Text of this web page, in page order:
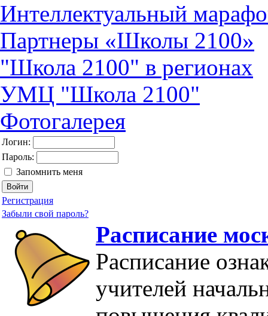
Интеллектуальный
Партнеры «Школы 2100»
"Школа 2100" в регионах
УМЦ "Школа 2100"
Фотогалерея
Логин:
Пароль:
Запомнить меня
Регистрация
Забыли свой пароль?
Расписание
Расписание
учителей